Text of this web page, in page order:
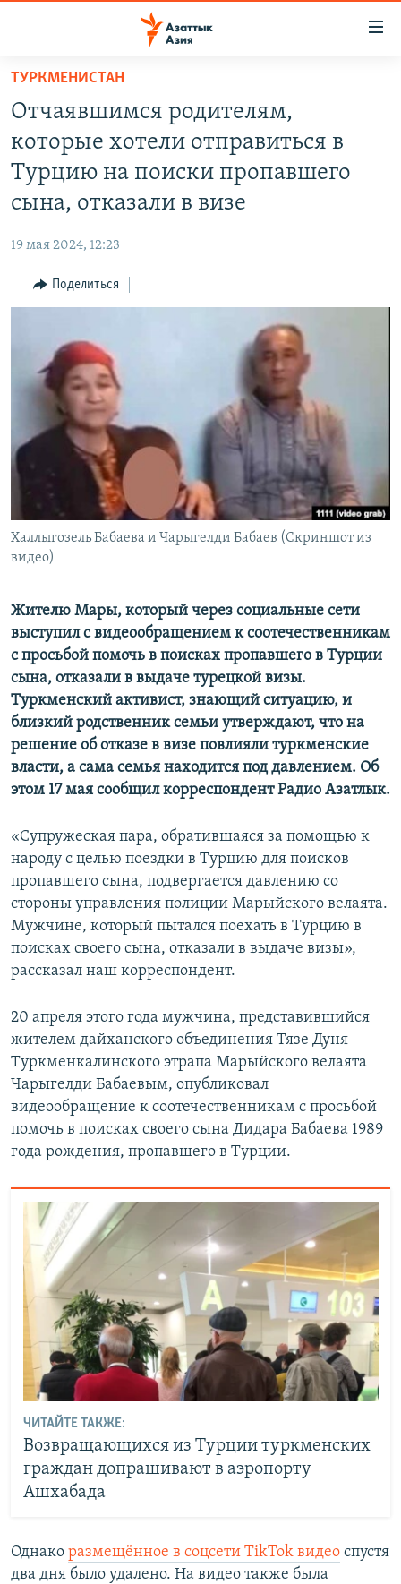
Вернуться
основному
содержанию
Вернутся
главной
Вернутся
поиску
ВОЙНА В УКРАИНЕ
ЎЗБЕКЧА
TÜRKMENÇE
ПОДПИШИТЕСЬ НА НАС В СОЦСЕТЯХ
ТУРКМЕНИСТАН
Отчаявшимся родителям,
которые хотели отправиться в
Турцию на поиски пропавшего
сына, отказали в визе
19 мая 2024, 12:23
Поделиться
Халлыгозель Бабаева и Чарыгелди Бабаев (Скриншот из
видео)
Жителю Мары, который через социальные сети
выступил с видеообращением к соотечественникам
с просьбой помочь в поисках пропавшего в Турции
сына, отказали в выдаче турецкой визы.
Туркменский активист, знающий ситуацию, и
близкий родственник семьи утверждают, что на
решение об отказе в визе повлияли туркменские
власти, а сама семья находится под давлением. Об
этом 17 мая сообщил корреспондент Радио Азатлык.
«Супружеская пара, обратившаяся за помощью к
народу с целью поездки в Турцию для поисков
пропавшего сына, подвергается давлению со
стороны управления полиции Марыйского велаята.
Мужчине, который пытался поехать в Турцию в
поисках своего сына, отказали в выдаче визы»,
рассказал наш корреспондент.
20 апреля этого года мужчина, представившийся
жителем дайханского объединения Тязе Дуня
Туркменкалинского этрапа Марыйского велаята
Чарыгелди Бабаевым, опубликовал
видеообращение к соотечественникам с просьбой
помочь в поисках своего сына Дидара Бабаева 1989
года рождения, пропавшего в Турции.
ЧИТАЙТЕ ТАКЖЕ:
Возвращающихся из Турции туркменских
граждан допрашивают в аэропорту
Ашхабада
Однако размещённое в соцсети TikTok видео спустя
два дня было удалено. На видео также была